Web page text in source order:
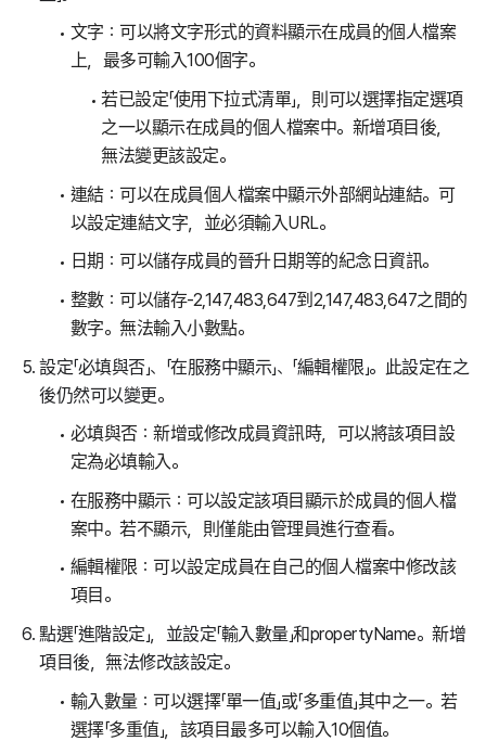
文字：可以將文字形式的資料顯示在成員的個人檔案
上，最多可輸入100個字。
若已設定「使用下拉式清單」，則可以選擇指定選項
之一以顯示在成員的個人檔案中。新增項目後，
無法變更該設定。
連結：可以在成員個人檔案中顯示外部網站連結。可
以設定連結文字，並必須輸入URL。
日期：可以儲存成員的晉升日期等的紀念日資訊。
整數：可以儲存-2,147,483,647到2,147,483,647之間的
數字。無法輸入小數點。
設定「必填與否」、「在服務中顯示」、「編輯權限」。此設定在之
後仍然可以變更。
必填與否：新增或修改成員資訊時，可以將該項目設
定為必填輸入。
在服務中顯示：可以設定該項目顯示於成員的個人檔
案中。若不顯示，則僅能由管理員進行查看。
編輯權限：可以設定成員在自己的個人檔案中修改該
項目。
點選「進階設定」，並設定「輸入數量」和propertyName。新增
項目後，無法修改該設定。
輸入數量：可以選擇「單一值」或「多重值」其中之一。若
選擇「多重值」，該項目最多可以輸入10個值。